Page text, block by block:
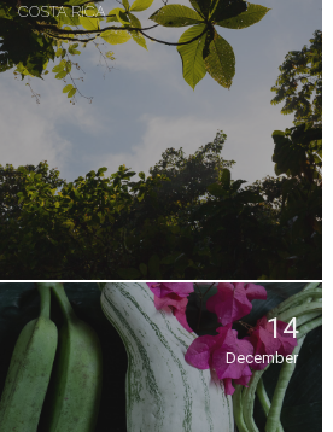
COSTA RICA
14
December